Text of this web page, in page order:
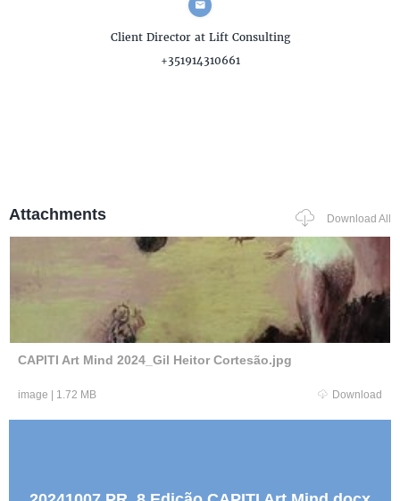
Client Directorat Lift Consulting
+351914310661
Attachments Download All
CAPITI Art Mind 2024_Gil Heitor Cortesão.jpg
image 1.72 MB Download